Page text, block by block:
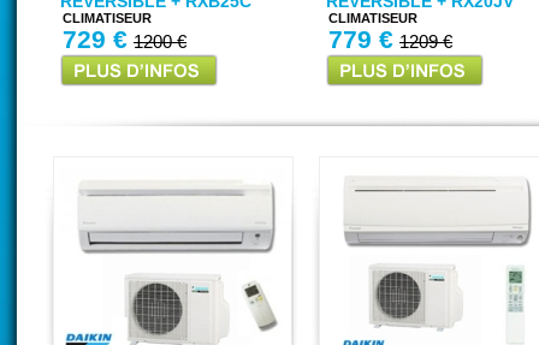
CLIMATISEUR
729 € 1200 €
CLIMATISEUR
779 € 1209 €